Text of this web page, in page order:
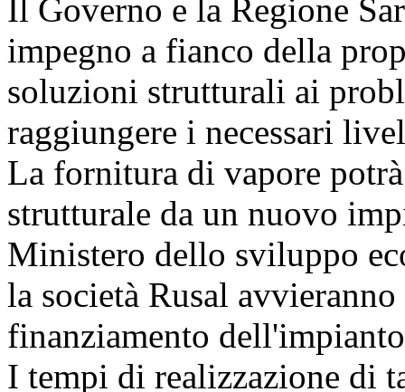
Il Governo e la Regione
impegno a fianco della
soluzioni strutturali ai
raggiungere i necessari
La fornitura di vapore
strutturale da un nuovo
Ministero dello sviluppo
la società Rusal
finanziamento
I tempi di realizzazione di